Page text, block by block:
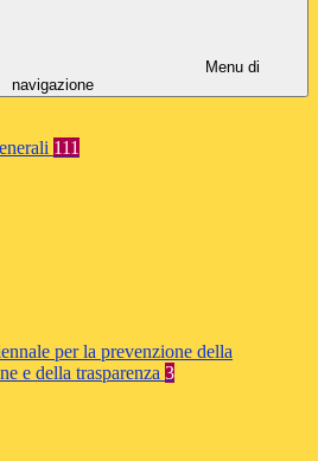
Menu di
navigazione
111
per la prevenzione della
e della trasparenza 3